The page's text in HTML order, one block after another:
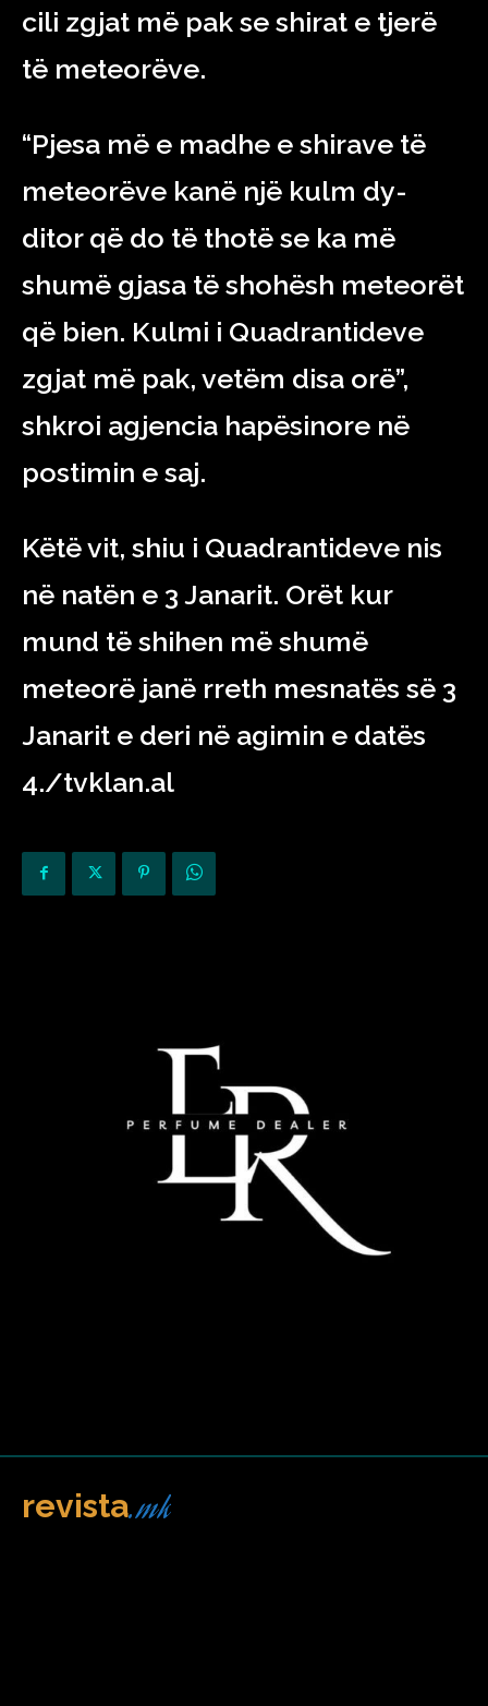
cili zgjat më pak se shirat e tjerë
të meteorëve.
“Pjesa më e madhe e shirave të
meteorëve kanë një kulm dy-
ditor që do të thotë se ka më
shumë gjasa të shohësh meteorët
që bien. Kulmi i Quadrantideve
zgjat më pak, vetëm disa orë”,
shkroi agjencia hapësinore në
postimin e saj.
Këtë vit, shiu i Quadrantideve nis
në natën e 3 Janarit. Orët kur
mund të shihen më shumë
meteorë janë rreth mesnatës së 3
Janarit e deri në agimin e datës
4./tvklan.al
revista.mk